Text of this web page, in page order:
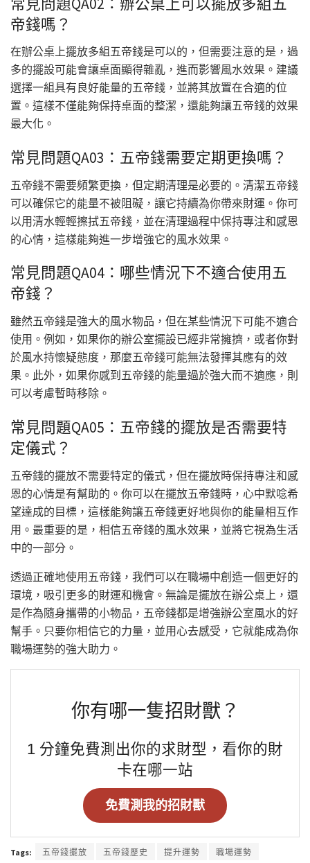
帝錢嗎？
在辦公桌上擺放多組五帝錢是可以的，但需要注意的是，過
多的擺設可能會讓桌面顯得雜亂，進而影響風水效果。建議
選擇一組具有良好能量的五帝錢，並將其放置在合適的位
置。這樣不僅能夠保持桌面的整潔，還能夠讓五帝錢的效果
最大化。
常見問題QA03：五帝錢需要定期更換嗎？
五帝錢不需要頻繁更換，但定期清理是必要的。清潔五帝錢
可以確保它的能量不被阻礙，讓它持續為你帶來財運。你可
以用清水輕輕擦拭五帝錢，並在清理過程中保持專注和感恩
的心情，這樣能夠進一步增強它的風水效果。
常見問題QA04：哪些情況下不適合使用五
帝錢？
雖然五帝錢是強大的風水物品，但在某些情況下可能不適合
使用。例如，如果你的辦公室擺設已經非常擁擠，或者你對
於風水持懷疑態度，那麼五帝錢可能無法發揮其應有的效
果。此外，如果你感到五帝錢的能量過於強大而不適應，則
可以考慮暫時移除。
常見問題QA05：五帝錢的擺放是否需要特
定儀式？
五帝錢的擺放不需要特定的儀式，但在擺放時保持專注和感
恩的心情是有幫助的。你可以在擺放五帝錢時，心中默唸希
望達成的目標，這樣能夠讓五帝錢更好地與你的能量相互作
用。最重要的是，相信五帝錢的風水效果，並將它視為生活
中的一部分。
透過正確地使用五帝錢，我們可以在職場中創造一個更好的
環境，吸引更多的財運和機會。無論是擺放在辦公桌上，還
是作為隨身攜帶的小物品，五帝錢都是增強辦公室風水的好
幫手。只要你相信它的力量，並用心去感受，它就能成為你
職場運勢的強大助力。
你有哪一隻招財獸？
1 分鐘免費測出你的求財型，看你的財
卡在哪一站
免費測我的招財獸
Tags: 五帝錢擺放 五帝錢歷史 提升運勢
職場運勢